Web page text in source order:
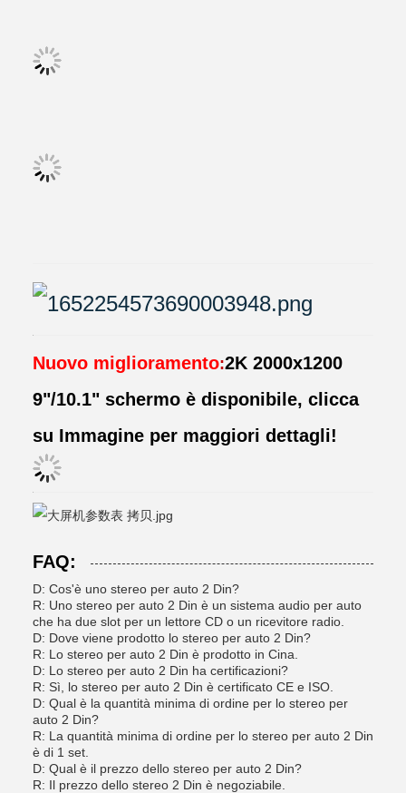
Nuovo miglioramento:2K 2000x1200
9"/10.1" schermo è disponibile, clicca
su Immagine per maggiori dettagli!
FAQ:
D: Cos'è uno stereo per auto 2 Din?
R: Uno stereo per auto 2 Din è un sistema audio per auto
che ha due slot per un lettore CD o un ricevitore radio.
D: Dove viene prodotto lo stereo per auto 2 Din?
R: Lo stereo per auto 2 Din è prodotto in Cina.
D: Lo stereo per auto 2 Din ha certificazioni?
R: Sì, lo stereo per auto 2 Din è certificato CE e ISO.
D: Qual è la quantità minima di ordine per lo stereo per
auto 2 Din?
R: La quantità minima di ordine per lo stereo per auto 2 Din
è di 1 set.
D: Qual è il prezzo dello stereo per auto 2 Din?
R: Il prezzo dello stereo 2 Din è negoziabile.